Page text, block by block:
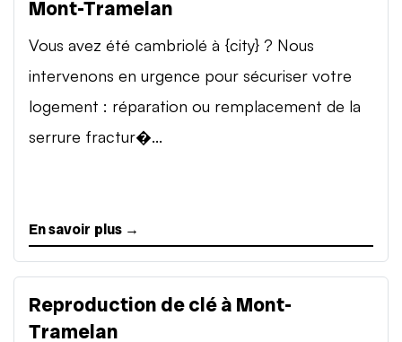
Mont-Tramelan
Vous avez été cambriolé à {city} ? Nous
intervenons en urgence pour sécuriser votre
logement : réparation ou remplacement de la
serrure fractur�...
En savoir plus →
Reproduction de clé à Mont-
Tramelan